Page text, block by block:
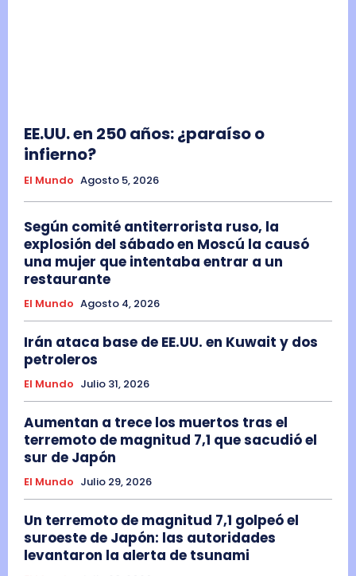
EE.UU. en 250 años: ¿paraíso o
infierno?
El Mundo Agosto 5, 2026
Según comité antiterrorista ruso, la
explosión del sábado en Moscú la causó
una mujer que intentaba entrar a un
restaurante
El Mundo Agosto 4, 2026
Irán ataca base de EE.UU. en Kuwait y dos
petroleros
El Mundo Julio 31, 2026
Aumentan a trece los muertos tras el
terremoto de magnitud 7,1 que sacudió el
sur de Japón
El Mundo Julio 29, 2026
Un terremoto de magnitud 7,1 golpeó el
suroeste de Japón: las autoridades
levantaron la alerta de tsunami